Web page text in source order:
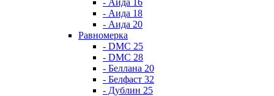
- Аида 16
- Аида 18
- Аида 20
Равномерка
- DMC 25
- DMC 28
- Беллана 20
- Белфаст 32
- Дублин 25